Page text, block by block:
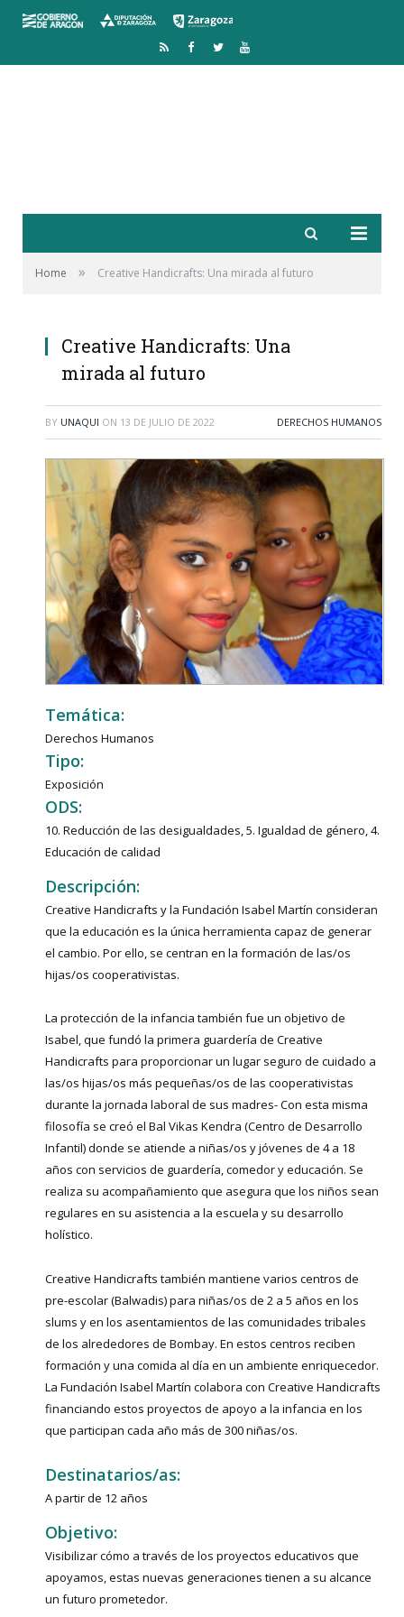
RSS Facebook
TwitterYouTube
Home » Creative Handicrafts: Una mirada al futuro
Creative Handicrafts: Una
mirada al futuro
BY UNAQUI ON 13 DE JULIO DE 2022 DERECHOS HUMANOS
Temática:
Derechos Humanos
Tipo:
Exposición
ODS:
10. Reducción de las desigualdades, 5. Igualdad de género, 4.
Educación de calidad
Descripción:
Creative Handicrafts y la Fundación Isabel Martín consideran
que la educación es la única herramienta capaz de generar
el cambio. Por ello, se centran en la formación de las/os
hijas/os cooperativistas.
La protección de la infancia también fue un objetivo de
Isabel, que fundó la primera guardería de Creative
Handicrafts para proporcionar un lugar seguro de cuidado a
las/os hijas/os más pequeñas/os de las cooperativistas
durante la jornada laboral de sus madres- Con esta misma
filosofía se creó el Bal Vikas Kendra (Centro de Desarrollo
Infantil) donde se atiende a niñas/os y jóvenes de 4 a 18
años con servicios de guardería, comedor y educación. Se
realiza su acompañamiento que asegura que los niños sean
regulares en su asistencia a la escuela y su desarrollo
holístico.
Creative Handicrafts también mantiene varios centros de
pre-escolar (Balwadis) para niñas/os de 2 a 5 años en los
slums y en los asentamientos de las comunidades tribales
de los alrededores de Bombay. En estos centros reciben
formación y una comida al día en un ambiente enriquecedor.
La Fundación Isabel Martín colabora con Creative Handicrafts
financiando estos proyectos de apoyo a la infancia en los
que participan cada año más de 300 niñas/os.
Destinatarios/as:
A partir de 12 años
Objetivo:
Visibilizar cómo a través de los proyectos educativos que
apoyamos, estas nuevas generaciones tienen a su alcance
un futuro prometedor.